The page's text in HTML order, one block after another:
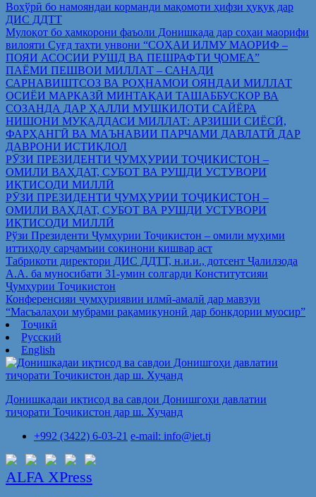
Вохўрӣ бо намояндаи корманди мақомоти ҳифзи ҳуқуқ дар
ДИС ДДТТ
Мулоқот бо ҳамкорони фаъоли Донишкада дар соҳаи маорифи
вилояти Суғд таҳти унвони “СОҲАИ ИЛМУ МАОРИФ –
ПОЯИ АСОСИИ РУШД ВА ПЕШРАФТИ ҶОМЕА”
ПАЁМИ ПЕШВОИ МИЛЛАТ – САНАДИ
САРНАВИШТСОЗ ВА РОҲНАМОИ ОЯНДАИ МИЛЛАТ
ОСИЁИ МАРКАЗӢ МИНТАҚАИ ТАШАББУСКОР ВА
СОЗАНДА ДАР ҲАЛЛИ МУШКИЛОТИ САЙЁРА
НИШОНИ МУҚАДДАСИ МИЛЛАТ: АРЗИШИ СИЁСӢ,
ФАРҲАНГӢ ВА МАЪНАВИИ ПАРЧАМИ ДАВЛАТӢ ДАР
ДАВРОНИ ИСТИҚЛОЛ
РӮЗИ ПРЕЗИДЕНТИ ҶУМҲУРИИ ТОҶИКИСТОН –
ОМИЛИ ВАҲДАТ, СУБОТ ВА РУШДИ УСТУВОРИ
ИҚТИСОДИ МИЛЛӢ
РӮЗИ ПРЕЗИДЕНТИ ҶУМҲУРИИ ТОҶИКИСТОН –
ОМИЛИ ВАҲДАТ, СУБОТ ВА РУШДИ УСТУВОРИ
ИҚТИСОДИ МИЛЛӢ
Рўзи Президенти Ҷумҳурии Тоҷикистон – омили муҳими
иттиҳоду сарҷамъии сокинони кишвар аст
Табрикоти директори ДИС ДДТТ, н.и.и., дотсент Ҷалилзода
А.А. ба муносибати 31-умин солгарди Конститутсияи
Ҷумҳурии Тоҷикистон
Конференсияи ҷумҳуриявии илмӣ-амалӣ дар мавзуи
“Масъалаҳои мубрами рақамикунонӣ дар бонкдории муосир”
Тоҷикӣ
Русский
English
Донишкадаи иқтисод ва савдои Донишгоҳи давлатии
тиҷорати Тоҷикистон дар ш. Хуҷанд
+992 (3422) 6-03-21 e-mail: info@iet.tj
ALFA XPress